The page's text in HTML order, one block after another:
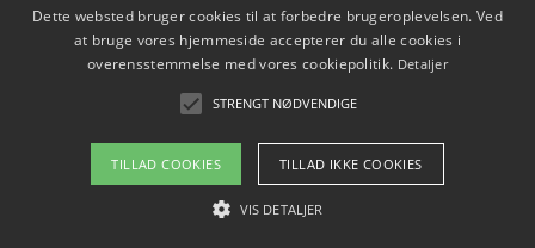
Copyright 2026 - Pilanto Aps
Om / kontakt
Blog Betingelser
Dette websted bruger cookies til at forbedre brugeroplevelsen. Ved
at bruge vores hjemmeside accepterer du alle cookies i
overensstemmelse med vores cookiepolitik. Detaljer
STRENGT NØDVENDIGE
TILLAD COOKIES TILLAD IKKE COOKIES
VIS DETALJER